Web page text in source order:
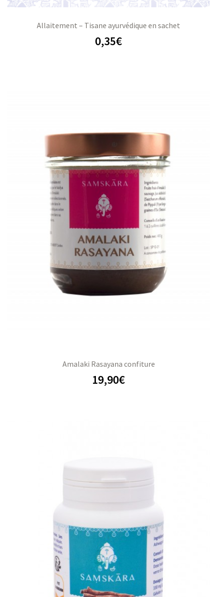
Allaitement – Tisane ayurvédique en sachet
0,35€
Amalaki Rasayana confiture
19,90€